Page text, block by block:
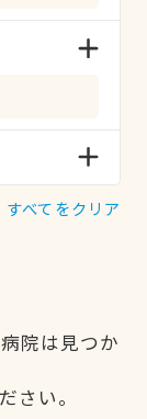
すべてをクリア
院は見つか
さい。